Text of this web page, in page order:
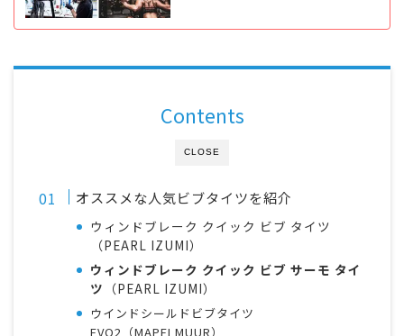
CLOSE
Contents
オススメな人気ビブタイツを紹介
ウィンドブレーク クイック ビブ タイツ
（PEARL IZUMI）
ウィンドブレーク クイック ビブ サーモ タイ
ツ （PEARL IZUMI）
ウインドシールドビブタイツ
EVO2（MAPELMUUR）